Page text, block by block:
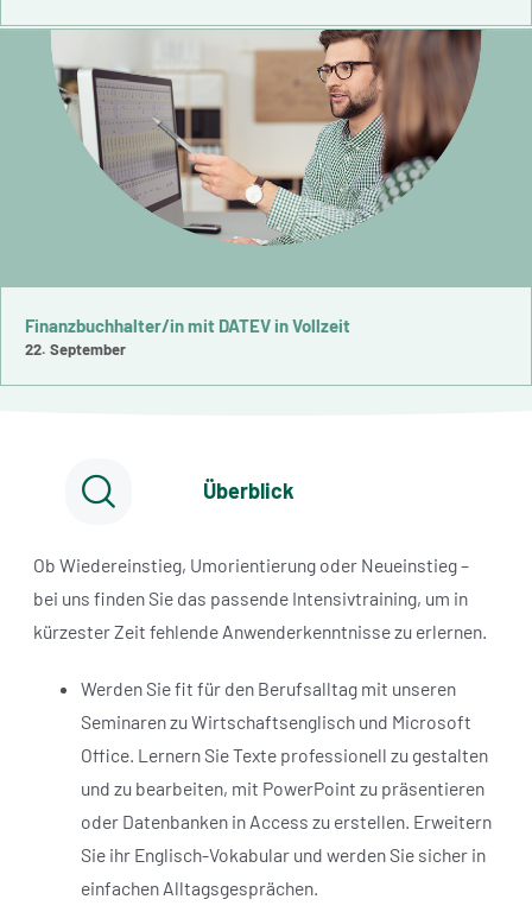
Finanzbuchhalter/in mit DATEV in Vollzeit
22. September
Überblick
Ob Wiedereinstieg, Umorientierung oder Neueinstieg –
bei uns finden Sie das passende Intensivtraining, um in
kürzester Zeit fehlende Anwenderkenntnisse zu erlernen.
Werden Sie fit für den Berufsalltag mit unseren
Seminaren zu Wirtschaftsenglisch und Microsoft
Office. Lernern Sie Texte professionell zu gestalten
und zu bearbeiten, mit PowerPoint zu präsentieren
oder Datenbanken in Access zu erstellen. Erweitern
Sie ihr Englisch-Vokabular und werden Sie sicher in
einfachen Alltagsgesprächen.